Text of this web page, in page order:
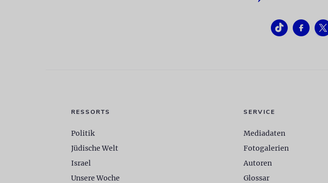
RESSORTS
Politik
Jüdische Welt
Israel
Unsere Woche
SERVICE
Mediadaten
Fotogalerien
Autoren
Glossar